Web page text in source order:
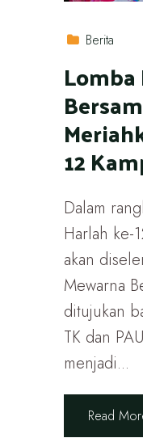
Berita
12
Dalam
Harlah ke-
akan
Mewarna
ditujukan
TK dan
menjadi...
Read